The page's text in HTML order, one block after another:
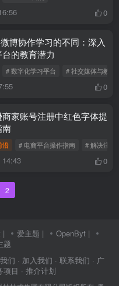
0
博协作学习的不同：深入
的教育潜力
# 数字化学习平台 # 社交媒体与教育
0
家账号注册中红色字体提
南
沿 # 电商平台操作指南 # 解决注册
14:43 0
2
| 爱主题 | OpenByt |
题
们 · 加入我们 · 联系我们 · 广
项目 · 推介计划